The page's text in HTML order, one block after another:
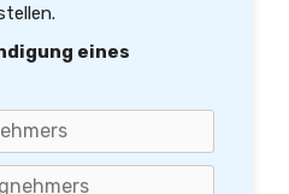
eines